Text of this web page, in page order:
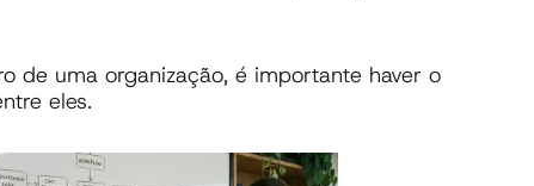
de uma organização, é importante haver o
eles.